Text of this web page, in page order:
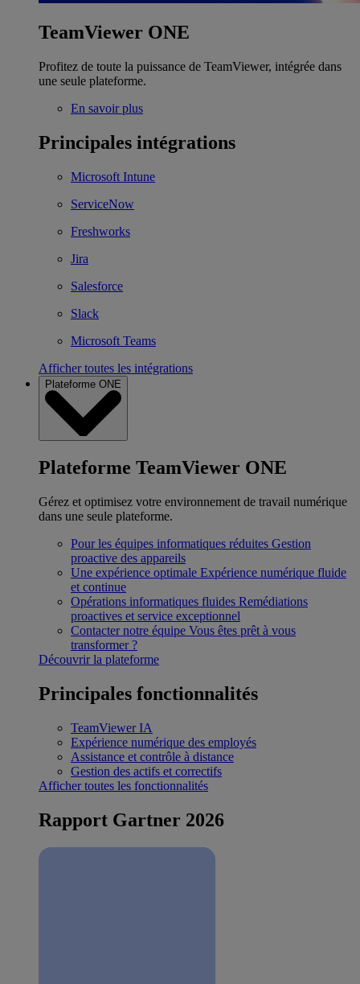
TeamViewer ONE
Profitez de toute la puissance de TeamViewer, intégrée dans
une seule plateforme.
En savoir plus
Principales intégrations
Microsoft Intune
ServiceNow
Freshworks
Jira
Salesforce
Slack
Microsoft Teams
Afficher toutes les intégrations
Plateforme ONE
Plateforme TeamViewer ONE
Gérez et optimisez votre environnement de travail numérique
dans une seule plateforme.
Pour les équipes informatiques réduites Gestion
proactive des appareils
Une expérience optimale Expérience numérique fluide
et continue
Opérations informatiques fluides Remédiations
proactives et service exceptionnel
Contacter notre équipe Vous êtes prêt à vous
transformer ?
Découvrir la plateforme
Principales fonctionnalités
TeamViewer IA
Expérience numérique des employés
Assistance et contrôle à distance
Gestion des actifs et correctifs
Afficher toutes les fonctionnalités
Rapport Gartner 2026